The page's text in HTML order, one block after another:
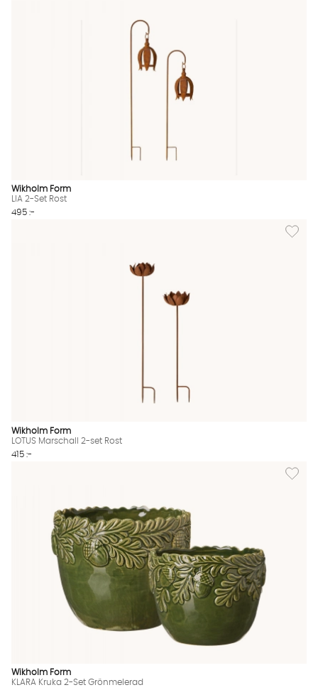
Wikholm Form
LIA 2-Set Rost
495 :-
Lägg
Wikholm Form
LOTUS Marschall 2-set Rost
415 :-
Lägg
Wikholm Form
KLARA Kruka 2-Set Grönmelerad